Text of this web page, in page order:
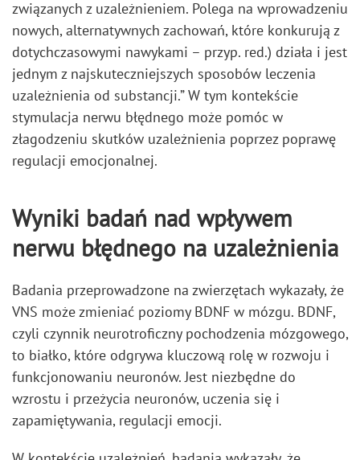
związanych z uzależnieniem. Polega na wprowadzeniu
nowych, alternatywnych zachowań, które konkurują z
dotychczasowymi nawykami – przyp. red.) działa i jest
jednym z najskuteczniejszych sposobów leczenia
uzależnienia od substancji.” W tym kontekście
stymulacja nerwu błędnego może pomóc w
złagodzeniu skutków uzależnienia poprzez poprawę
regulacji emocjonalnej.
Wyniki badań nad wpływem
nerwu błędnego na uzależnienia
Badania przeprowadzone na zwierzętach wykazały, że
VNS może zmieniać poziomy BDNF w mózgu. BDNF,
czyli czynnik neurotroficzny pochodzenia mózgowego,
to białko, które odgrywa kluczową rolę w rozwoju i
funkcjonowaniu neuronów. Jest niezbędne do
wzrostu i przeżycia neuronów, uczenia się i
zapamiętywania, regulacji emocji.